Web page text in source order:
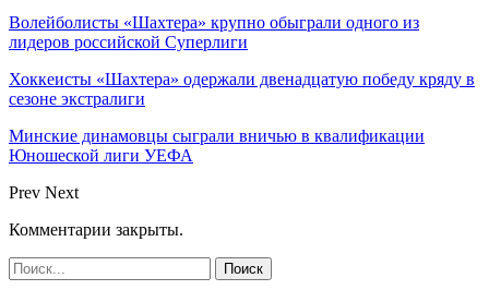
Волейболисты «Шахтера» крупно обыграли одного из
лидеров российской Суперлиги
Хоккеисты «Шахтера» одержали двенадцатую победу кряду в
сезоне экстралиги
Минские динамовцы сыграли вничью в квалификации
Юношеской лиги УЕФА
Prev Next
Комментарии закрыты.